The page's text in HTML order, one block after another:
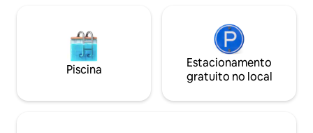
Piscina
Estacionamento
gratuito no local